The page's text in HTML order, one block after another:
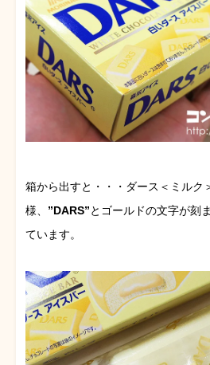
箱から出すと・・・ダース＜ミルク
様、 ”DARS”とゴールドの文字が刻
ています。